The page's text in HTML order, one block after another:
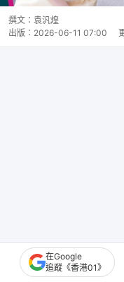
撰文： 袁汎煌
出版： 2026-06-11 07:00
現年36歲的無綫（
在Google
追蹤《香港01》